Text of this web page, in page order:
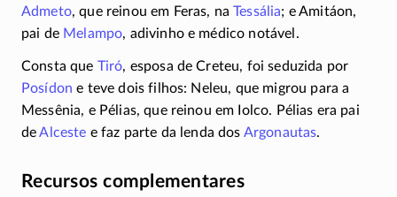
Admeto, que reinou em Feras, naTessália; e Amitáon,
pai de Melampo, adivinho e médico notável.
Consta que Tiró, esposa de Creteu, foi seduzida por
Posídon e teve dois filhos: Neleu, que migrou para a
Messênia, e Pélias, que reinou em Iolco. Pélias era pai
deAlceste e faz parte da lenda dos Argonautas.
Recursos complementares